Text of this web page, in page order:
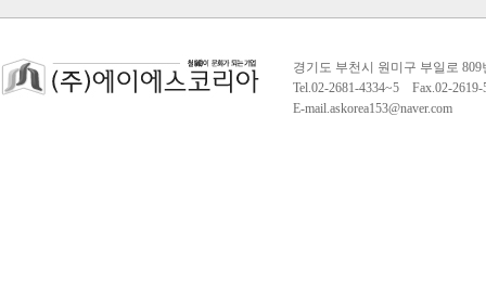
경기도 부천시 원미구 부일로
Tel.02-2681-4334~5 Fax.02-
E-mail.askorea153@naver.com